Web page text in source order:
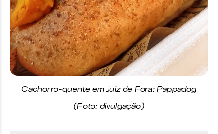
Cachorro-quente em Juiz de Fora: Pappadog
(Foto: divulgação)